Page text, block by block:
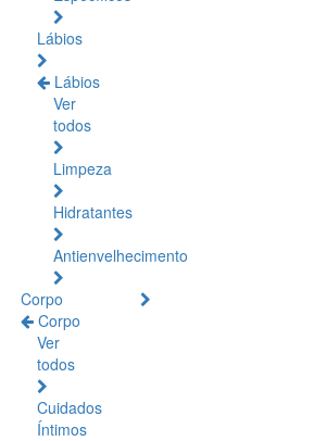
Lábios
Lábios
Ver
todos
Limpeza
Hidratantes
Antienvelhecimento
Corpo
Corpo
Ver
todos
Cuidados
Íntimos